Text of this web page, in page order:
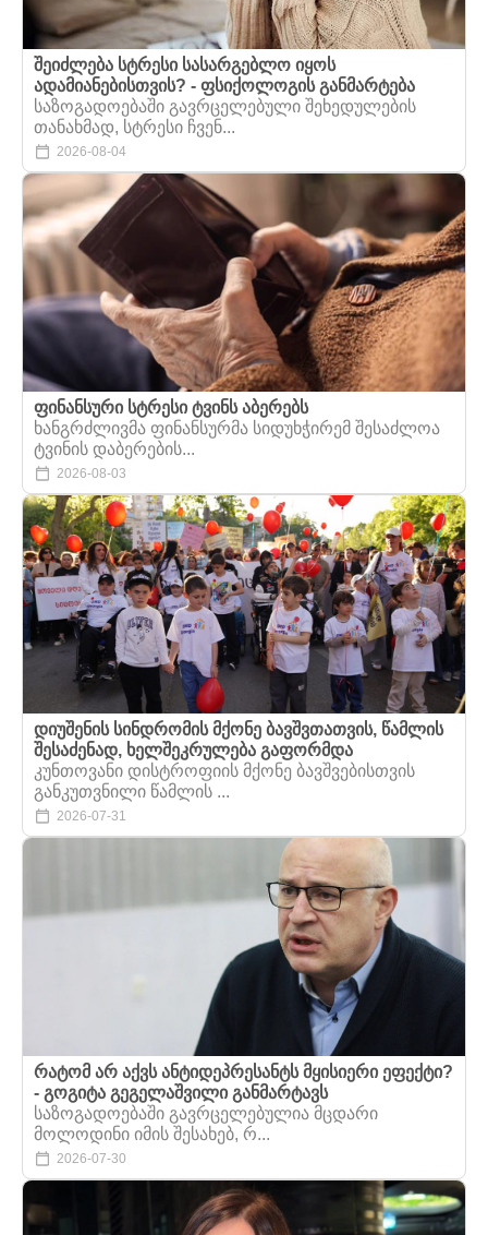
შეიძლება სტრესი სასარგებლო იყოს
ადამიანებისთვის? - ფსიქოლოგის განმარტება
საზოგადოებაში გავრცელებული შეხედულების
თანახმად, სტრესი ჩვენ...
2026-08-04
ფინანსური სტრესი ტვინს აბერებს
ხანგრძლივმა ფინანსურმა სიდუხჭირემ შესაძლოა
ტვინის დაბერების...
2026-08-03
დიუშენის სინდრომის მქონე ბავშვთათვის, წამლის
შესაძენად, ხელშეკრულება გაფორმდა
კუნთოვანი დისტროფიის მქონე ბავშვებისთვის
განკუთვნილი წამლის ...
2026-07-31
რატომ არ აქვს ანტიდეპრესანტს მყისიერი ეფექტი?
- გოგიტა გეგელაშვილი განმარტავს
საზოგადოებაში გავრცელებულია მცდარი
მოლოდინი იმის შესახებ, რ...
2026-07-30